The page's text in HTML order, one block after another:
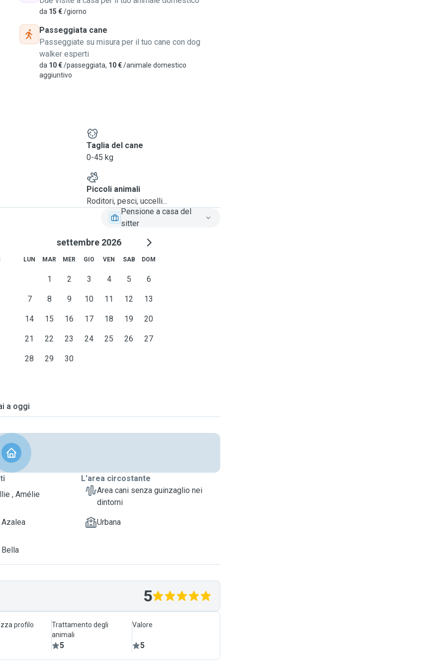
da 15 €/giorno
Passeggiata cane
Passeggiate su misura per il tuo cane con dog
walker esperti
da 10 €/passeggiata, 10 €/animale domestico
aggiuntivo
Taglia del cane
0-45 kg
Piccoli animali
Roditori, pesci, uccelli...
Pensione a casa del
sitter
settembre 2026
LUN MAR MER GIO VEN SAB DOM
1 2 3 4 5 6
7 8 9 10 11 12 13
14 15 16 17 18 19 20
21 22 23 24 25 26 27
28 29 30
a oggi
, Amélie
L'area circostante
Area cani senza guinzaglio nei
dintorni
Urbana
5
profilo
Trattamento degli
animali
5
Valore
5